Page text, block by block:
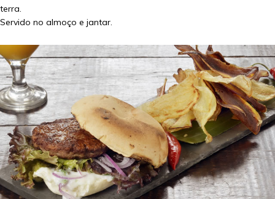
terra.
Servido no almoço e jantar.